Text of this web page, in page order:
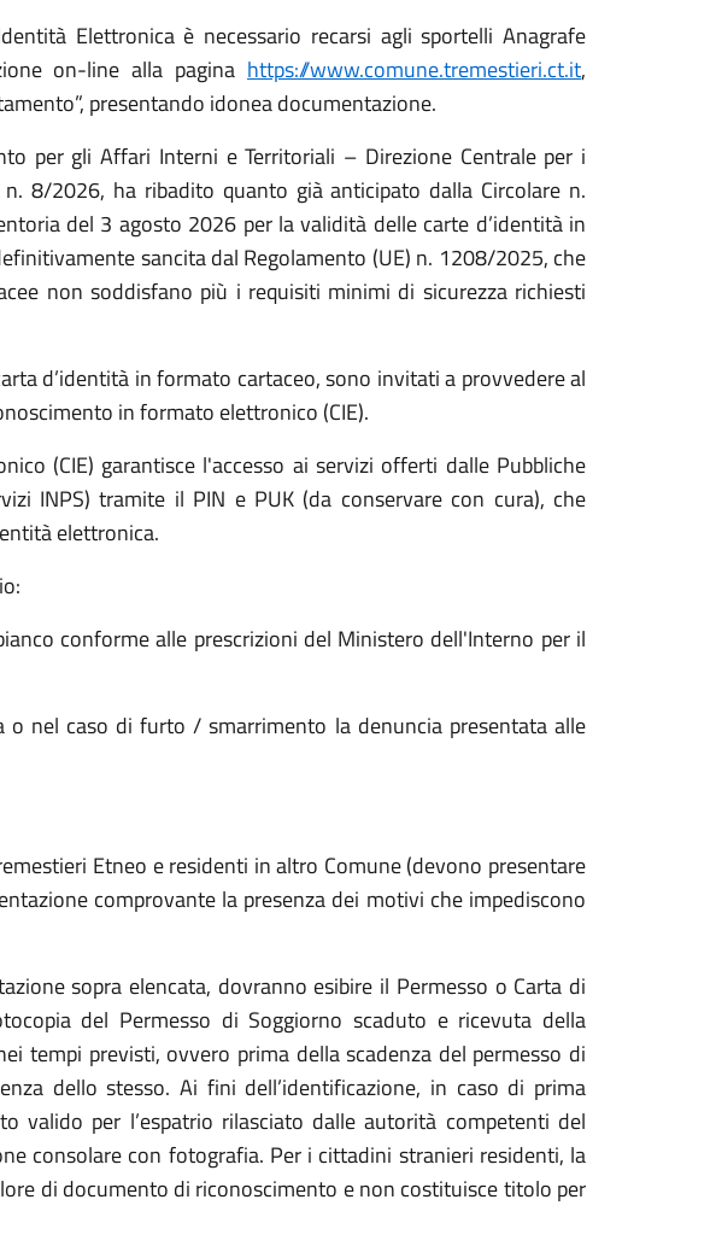
Elettronica è necessario recarsi agli sportelli Anagrafe
on-line alla pagina https://www.comune.tremestieri.ct.it,
presentando idonea documentazione.
per gli Affari Interni e Territoriali – Direzione Centrale per i
8/2026, ha ribadito quanto già anticipato dalla Circolare n.
del 3 agosto 2026 per la validità delle carte d’identità in
sancita dal Regolamento (UE) n. 1208/2025, che
non soddisfano più i requisiti minimi di sicurezza richiesti
d’identità in formato cartaceo, sono invitati a provvedere al
in formato elettronico (CIE).
(CIE) garantisce l'accesso ai servizi offerti dalle Pubbliche
INPS) tramite il PIN e PUK (da conservare con cura), che
elettronica.
conforme alle prescrizioni del Ministero dell'Interno per il
nel caso di furto / smarrimento la denuncia presentata alle
Etneo e residenti in altro Comune (devono presentare
comprovante la presenza dei motivi che impediscono
sopra elencata, dovranno esibire il Permesso o Carta di
del Permesso di Soggiorno scaduto e ricevuta della
tempi previsti, ovvero prima della scadenza del permesso di
dello stesso. Ai fini dell’identificazione, in caso di prima
valido per l’espatrio rilasciato dalle autorità competenti del
consolare con fotografia. Per i cittadini stranieri residenti, la
di documento di riconoscimento e non costituisce titolo per